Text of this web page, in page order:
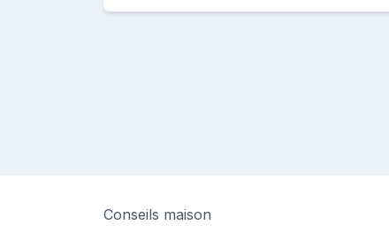
l’article
Conseils maison